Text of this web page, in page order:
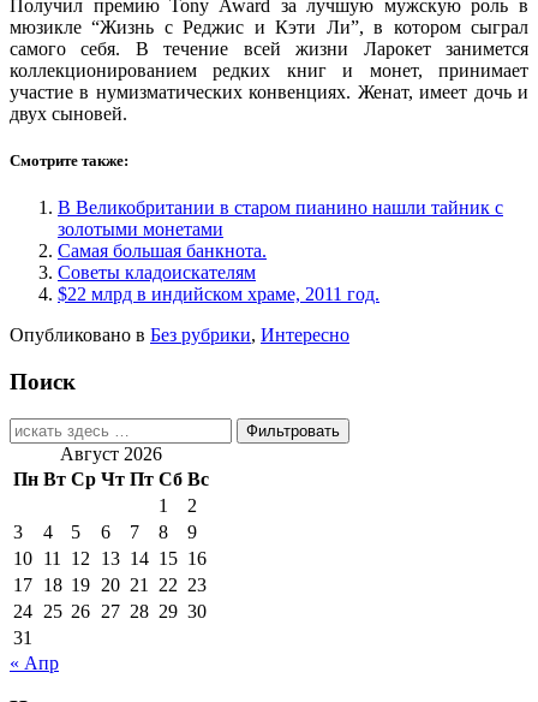
Получил премию Tony Award за лучшую мужскую роль в
мюзикле “Жизнь с Реджис и Кэти Ли”, в котором сыграл
самого себя. В течение всей жизни Ларокет занимется
коллекционированием редких книг и монет, принимает
участие в нумизматических конвенциях. Женат, имеет дочь и
двух сыновей.
Смотрите также:
В Великобритании в старом пианино нашли тайник с
золотыми монетами
Самая большая банкнота.
Советы кладоискателям
$22 млрд в индийском храме, 2011 год.
Опубликовано в Без рубрики, Интересно
Поиск
Найти:
Август 2026
Пн Вт Ср Чт Пт Сб Вс
1
2
3
4 5 6 7 8
9
10 11 12 13 14 15 16
17 18 19 20 21 22 23
24 25 26 27 28 29 30
31
« Апр